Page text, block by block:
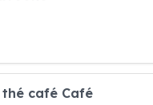
café Café